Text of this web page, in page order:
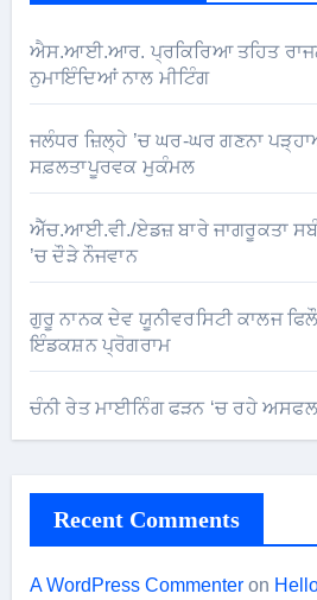
ਐਸ.ਆਈ.ਆਰ. ਪ੍ਰਕਿਰਿਆ ਤਹਿਤ
ਨੁਮਾਇੰਦਿਆਂ ਨਾਲ ਮੀਟਿੰਗ
ਜਲੰਧਰ ਜ਼ਿਲ੍ਹੇ ’ਚ ਘਰ-ਘਰ ਗਣਨਾ
ਸਫ਼ਲਤਾਪੂਰਵਕ ਮੁਕੰਮਲ
ਐੱਚ.ਆਈ.ਵੀ./ਏਡਜ਼ ਬਾਰੇ ਜਾਗਰੂਕਤਾ
’ਚ ਦੌੜੇ ਨੌਜਵਾਨ
ਗੁਰੂ ਨਾਨਕ ਦੇਵ ਯੂਨੀਵਰਸਿਟੀ ਕਾਲਜ
ਇੰਡਕਸ਼ਨ ਪ੍ਰੋਗਰਾਮ
ਚੰਨੀ ਰੇਤ ਮਾਈਨਿੰਗ ਫੜਨ ‘ਚ ਰਹੇ ਅਸਫਲ
Recent Comments
A WordPress Commenteron